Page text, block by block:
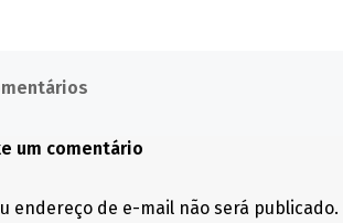
um comentário
endereço de e-mail não será publicado.